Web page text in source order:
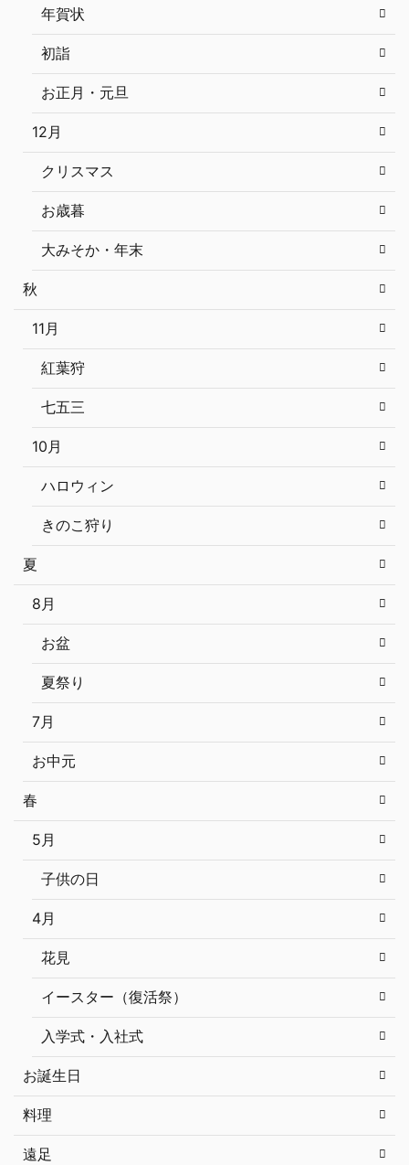
年賀状
初詣
お正月・元旦
12月
クリスマス
お歳暮
大みそか・年末
秋
11月
紅葉狩
七五三
10月
ハロウィン
きのこ狩り
夏
8月
お盆
夏祭り
7月
お中元
春
5月
子供の日
4月
花見
イースター（復活祭）
入学式・入社式
お誕生日
料理
遠足